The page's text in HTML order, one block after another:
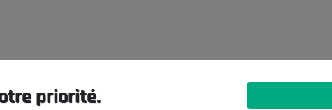
priorité.